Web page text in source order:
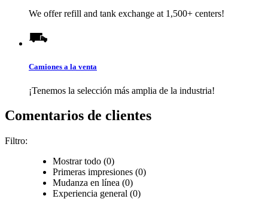
We offer refill and tank exchange at 1,500+ centers!
Camiones a la venta
¡Tenemos la selección más amplia de la industria!
Comentarios de clientes
Filtro:
Mostrar todo (0)
Primeras impresiones (0)
Mudanza en línea (0)
Experiencia general (0)